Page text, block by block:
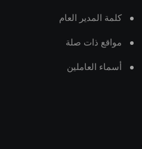
كلمة المدير العام
مواقع ذات صلة
أسماء العاملين